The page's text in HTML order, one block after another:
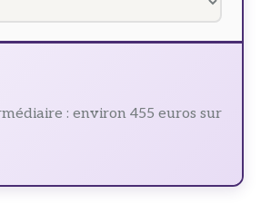
: environ 455 euros sur